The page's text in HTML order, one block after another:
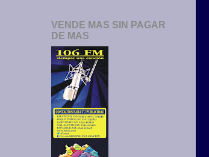
VENDE MAS SIN PAGAR
DE MAS